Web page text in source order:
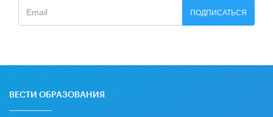
ПОДПИСАТЬСЯ
ВЕСТИ ОБРАЗОВАНИЯ